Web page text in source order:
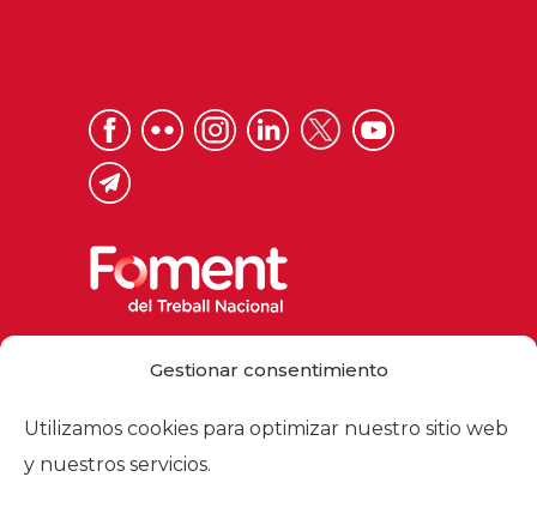
Gestionar consentimiento
Utilizamos cookies para optimizar nuestro sitio web
y nuestros servicios.
foment@foment.com